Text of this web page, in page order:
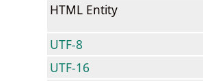
HTML Entity
UTF-8
UTF-16